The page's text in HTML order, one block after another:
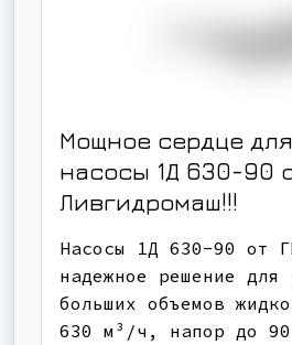
Мощное сердце
насосы 1Д 630-90
Ливгидромаш!!!
Насосы 1Д 630-90 от
надежное решение для
больших объемов
630 м³/ч, напор до